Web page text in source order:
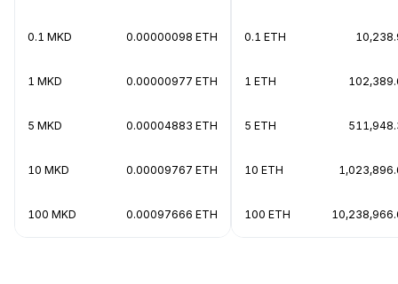
0.1 MKD 0.00000098 ETH
1 MKD 0.00000977 ETH
5 MKD 0.00004883 ETH
10 MKD 0.00009767 ETH
100 MKD 0.00097666 ETH
0.1 ETH
1 ETH
5 ETH
10 ETH
100 ETH